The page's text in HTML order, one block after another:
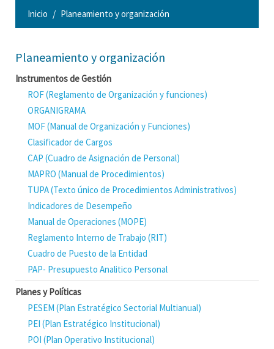
Inicio Planeamiento y organización
Planeamiento y organización
Instrumentos de Gestión
ROF (Reglamento de Organización y funciones)
ORGANIGRAMA
MOF (Manual de Organización y Funciones)
Clasificador de Cargos
CAP (Cuadro de Asignación de Personal)
MAPRO (Manual de Procedimientos)
TUPA (Texto único de Procedimientos Administrativos)
Indicadores de Desempeño
Manual de Operaciones (MOPE)
Reglamento Interno de Trabajo (RIT)
Cuadro de Puesto de la Entidad
PAP- Presupuesto Analitico Personal
Planes y Políticas
PESEM (Plan Estratégico Sectorial Multianual)
PEI (Plan Estratégico Institucional)
POI (Plan Operativo Institucional)